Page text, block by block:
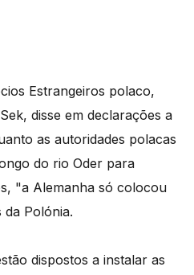
Estrangeiros polaco,
disse em declarações a
as autoridades polacas
do rio Oder para
"a Alemanha só colocou
da Polónia.
dispostos a instalar as